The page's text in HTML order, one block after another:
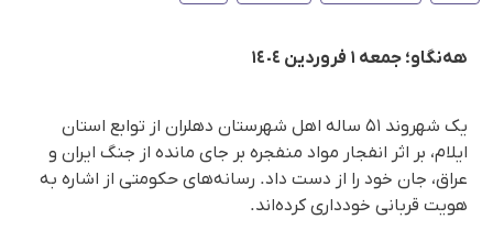
هه‌نگاو؛ جمعه ۱ فروردین ١٤٠٤
یک شهروند ۵۱ ساله اهل شهرستان دهلران از توابع استان
ایلام، بر اثر انفجار مواد منفجره بر جای مانده از جنگ ایران و
عراق، جان خود را از دست داد. رسانه‌های حکومتی از اشاره‌ به
هویت قربانی خودداری کرده‌اند.